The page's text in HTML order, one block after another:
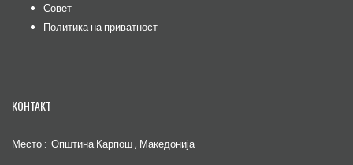
Совет
Политика на приватност
КОНТАКТ
Место : Општина Карпош , Македонија